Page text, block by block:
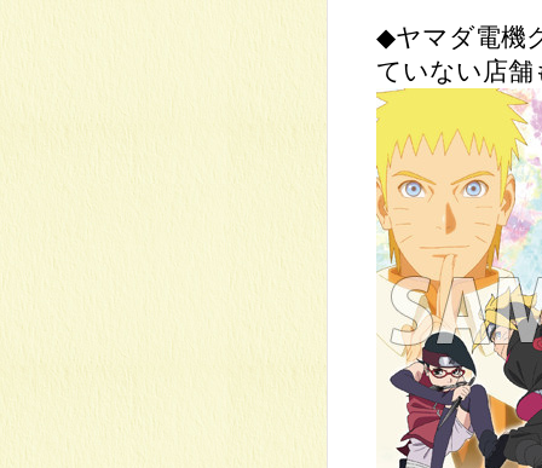
◆ヤマダ電機
ていない店